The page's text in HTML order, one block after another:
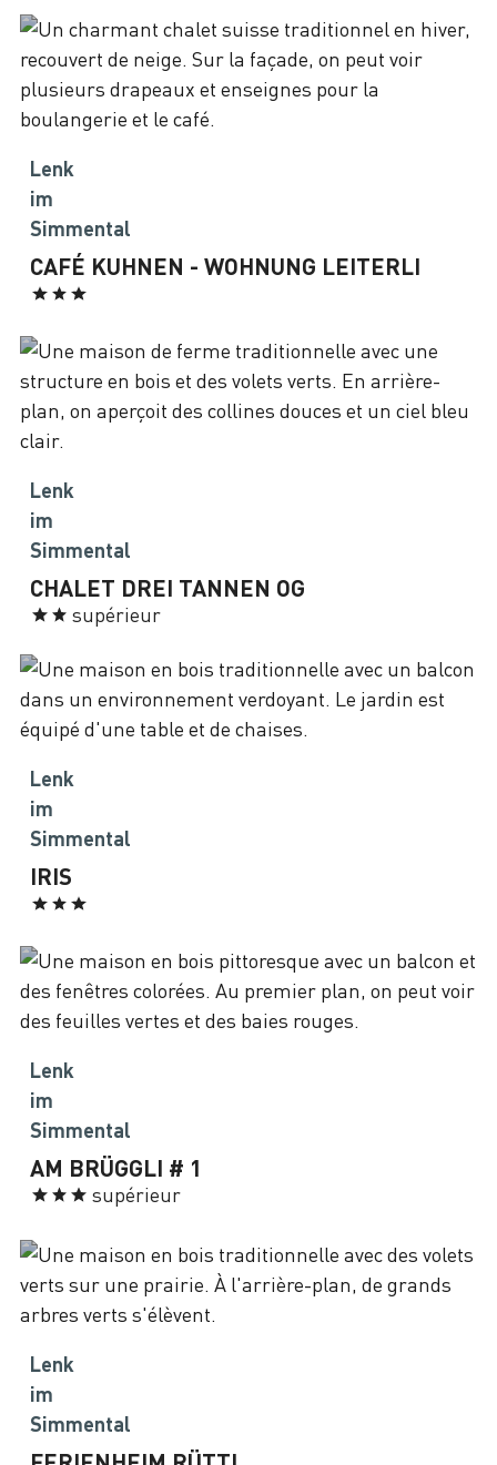
Lenk
im
Simmental
CAFÉ KUHNEN - WOHNUNG LEITERLI
Lenk
im
Simmental
CHALET DREI TANNEN OG
supérieur
Lenk
im
Simmental
IRIS
Lenk
im
Simmental
AM BRÜGGLI # 1
supérieur
Lenk
im
Simmental